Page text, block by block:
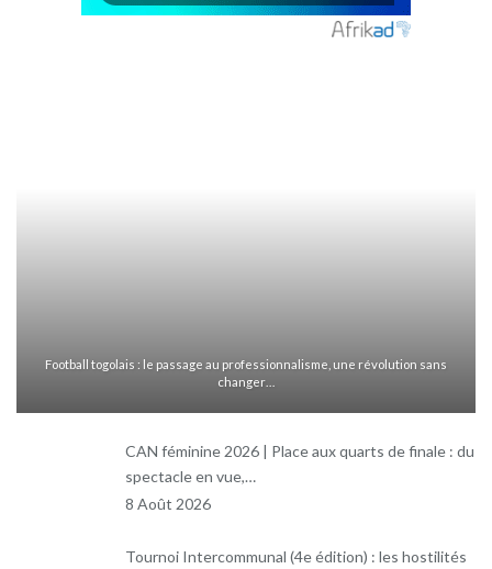
Football togolais : le passage au professionnalisme, une révolution sans
changer…
CAN féminine 2026 | Place aux quarts de finale : du
spectacle en vue,…
8 Août 2026
Tournoi Intercommunal (4e édition) : les hostilités